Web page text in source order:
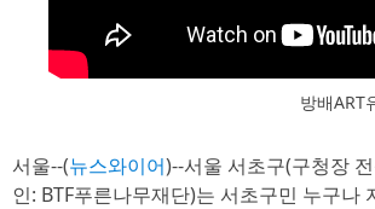
방배ART
서울--(뉴스와이어)--서울 서초구(구청장
인: BTF푸른나무재단)는 서초구민 누구나